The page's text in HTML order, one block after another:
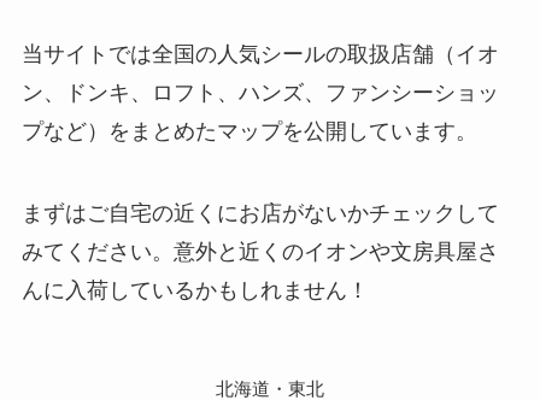
当サイトでは全国の人気シールの取扱店舗（イオ
ン、ドンキ、ロフト、ハンズ、ファンシーショッ
プなど）をまとめたマップを公開しています。
まずはご自宅の近くにお店がないかチェックして
みてください。意外と近くのイオンや文房具屋さ
んに入荷しているかもしれません！
北海道・東北